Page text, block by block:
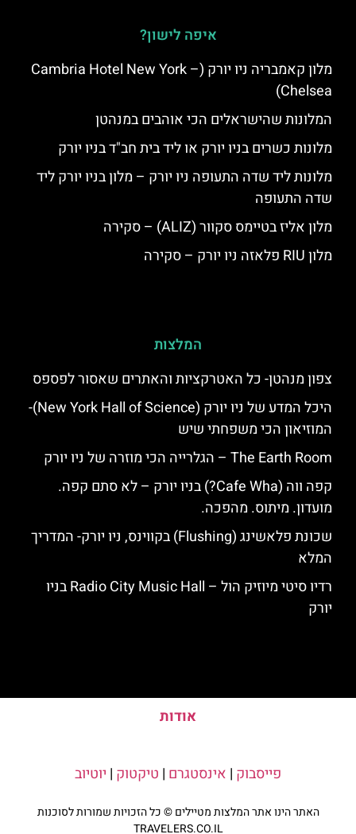
איפה לישון?
מלון קאמבריה ניו יורק (Cambria Hotel New York –
Chelsea)
המלונות שהישראלים הכי אוהבים במנהטן
מלונות כשרים בניו יורק או ליד בית חב"ד בניו יורק
מלונות ליד שדה התעופה ניו יורק – מלון בניו יורק ליד
שדה התעופה
מלון אליז בטיימס סקוור (ALIZ) – סקירה
מלון RIU פלאזה ניו יורק – סקירה
המלצות
צפון מנהטן- כל האטרקציות והאתרים שאסור לפספס
היכל המדע של ניו יורק (New York Hall of Science)-
המוזיאון הכי משפחתי שיש
The Earth Room – הגלרייה הכי מוזרה של ניו יורק
קפה ווה (Cafe Wha?) בניו יורק – לא סתם קפה.
מועדון. מיתוס. מהפכה.
שכונת פלאשינג (Flushing) בקווינס, ניו יורק- המדריך
המלא
רדיו סיטי מיוזיק הול – Radio City Music Hall בניו
יורק
אודות
פייסבוק | אינסטגרם | טיקטוק | יוטיוב
האתר הינו אתר המלצות מטיילים © כל הזכויות שמורות לסוכנות
TRAVELERS.CO.IL